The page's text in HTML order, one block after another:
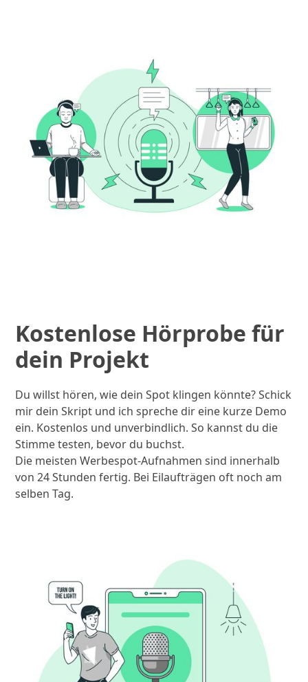
Kostenlose Hörprobe für
dein Projekt
Du willst hören, wie dein Spot klingen könnte? Schick
mir dein Skript und ich spreche dir eine kurze Demo
ein. Kostenlos und unverbindlich. So kannst du die
Stimme testen, bevor du buchst.
Die meisten Werbespot-Aufnahmen sind innerhalb
von 24 Stunden fertig. Bei Eilaufträgen oft noch am
selben Tag.